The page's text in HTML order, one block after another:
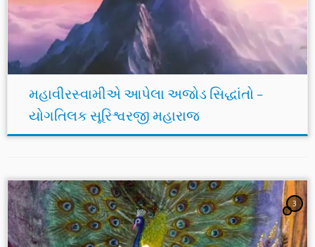
મહાવીરસ્વામીએ આપેલા અજોડ સિદ્ધાંતો –
યોગતિલક સૂરિશ્વરજી મહારાજ
3